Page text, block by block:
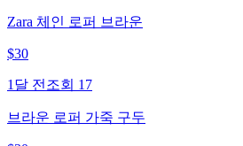
Zara 체인 로퍼 브라운
$30
1달 전 조회 17
브라운 로퍼 가죽 구두